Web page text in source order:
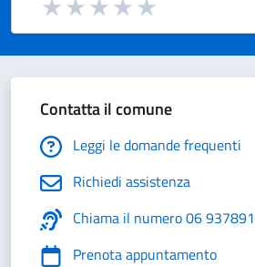
Valuta 5 stelle su 5
Valuta 4 stelle su 5
Valuta 3 stelle su 5
Valuta 2 stelle su 5
Valuta 1 stelle su 5
Contatta il comune
Leggi le domande frequenti
Richiedi assistenza
Chiama il numero 06 937891
Prenota appuntamento